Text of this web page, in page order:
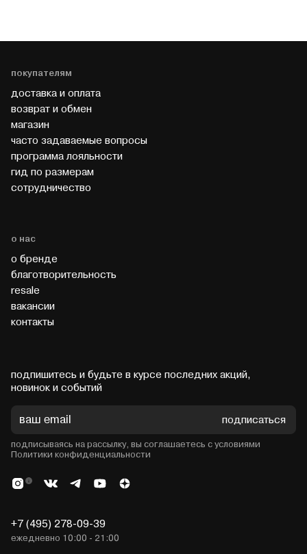
покупателям
доставка и оплата
возврат и обмен
магазин
часто задаваемые вопросы
программа лояльности
гид по размерам
cотрудничество
о нас
о бренде
благотворительность
resale
вакансии
контакты
+7 (495) 278-09-39
ежедневно 10:00 - 21:00
подпишитесь и будьте в курсе последних акций,
новинок и событий
подписаться
подписываясь на рассылку, вы соглашаетесь с условиями
Политики конфиденциальности